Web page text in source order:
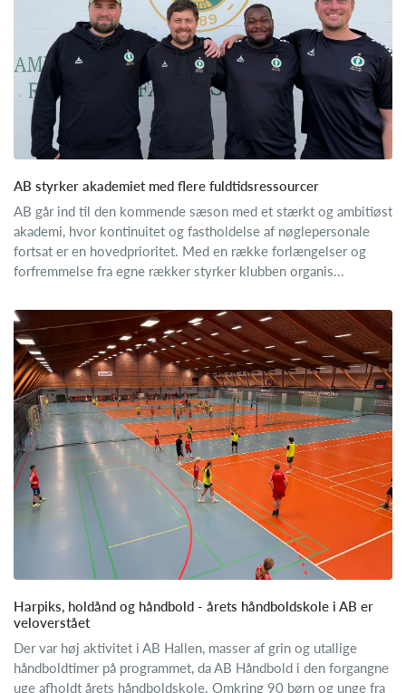
AB styrker akademiet med flere fuldtidsressourcer
AB går ind til den kommende sæson med et stærkt og ambitiøst
akademi, hvor kontinuitet og fastholdelse af nøglepersonale
fortsat er en hovedprioritet. Med en række forlængelser og
forfremmelse fra egne rækker styrker klubben organis...
Harpiks, holdånd og håndbold - årets håndboldskole i AB er
veloverstået
Der var høj aktivitet i AB Hallen, masser af grin og utallige
håndboldtimer på programmet, da AB Håndbold i den forgangne
uge afholdt årets håndboldskole. Omkring 90 børn og unge fra